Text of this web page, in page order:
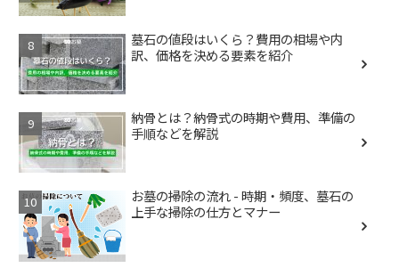
墓石の値段はいくら？費用の相場や内
訳、価格を決める要素を紹介
納骨とは？納骨式の時期や費用、準備の
手順などを解説
お墓の掃除の流れ - 時期・頻度、墓石の
上手な掃除の仕方とマナー